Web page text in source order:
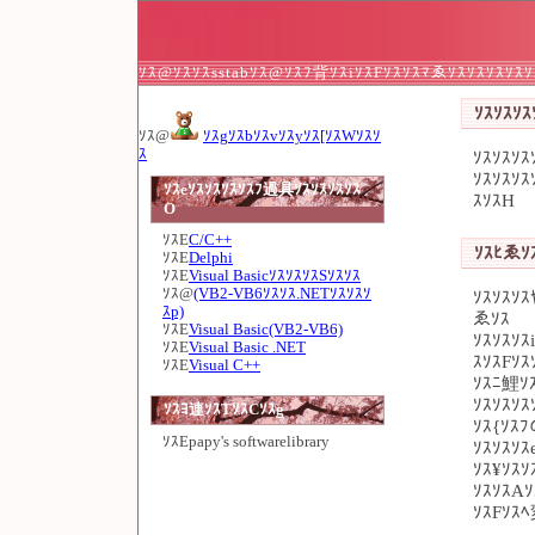
ｿｽ@ｿｽｿｽsstabｿｽ@ｿｽﾌ背ｿｽiｿｽFｿｽｿｽﾏゑｿｽｿｽｿｽｿｽ
ｿｽ@
ｿｽgｿｽbｿｽvｿｽyｿｽ[ｿｽWｿｽｿ
ｽ
ｿｽeｿｽｿｽｿｽｿｽﾌ過具ｿｽｿｽｿｽｿｽ
O
ｿｽEC/C++
ｿｽEDelphi
ｿｽEVisual BasicｿｽｿｽｿｽSｿｽｿｽ
ｿｽ@(VB2-VB6ｿｽｿｽ.NETｿｽｿｽｿ
ｽp)
ｿｽEVisual Basic(VB2-VB6)
ｿｽEVisual Basic .NET
ｿｽEVisual C++
ｿｽﾖ連ｿｽTｿｽCｿｽg
ｿｽEpapy's softwarelibrary
ｿｽｿｽｿ
ｿｽｿｽｿ
ｿｽｿｽｿ
ｽｿｽH
ｿｽﾋゑ
ｿｽｿｽｿ
ゑｿｽ
ｿｽｿｽｿ
ｽｿｽFｿ
ｿｽﾆ鯉ｿ
ｿｽｿｽｿ
ｿｽ{ｿｽﾌ
ｿｽｿｽｿ
ｿｽ¥ｿｽ
ｿｽｿｽA
ｿｽFｿｽ